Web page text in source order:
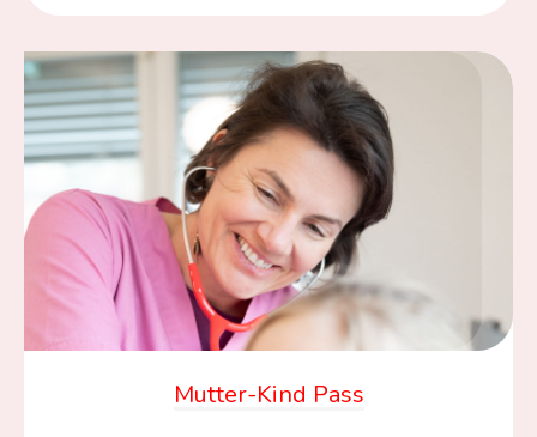
Mutter-Kind Pass